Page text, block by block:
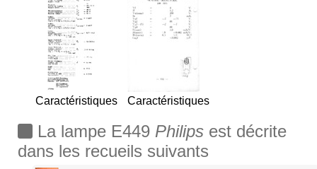
Caractéristiques Caractéristiques
La lampe E449 Philips est décrite
dans les recueils suivants